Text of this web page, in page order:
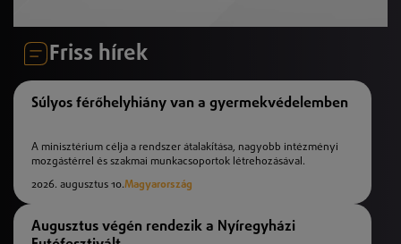
Friss hírek
Súlyos férőhelyhiány van a gyermekvédelemben
A minisztérium célja a rendszer átalakítása, nagyobb intézményi
mozgástérrel és szakmai munkacsoportok létrehozásával.
2026. augusztus 10.Magyarország
Augusztus végén rendezik a Nyíregyházi